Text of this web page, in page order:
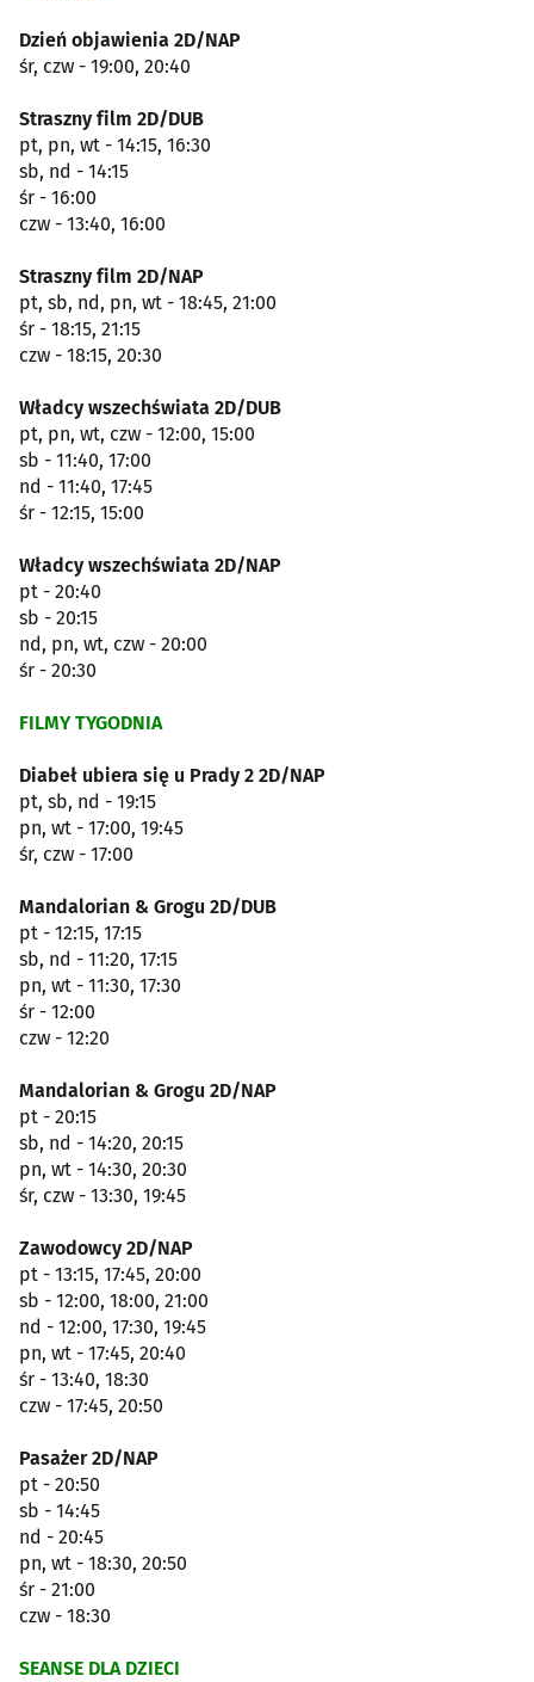
Dzień objawienia 2D/NAP
śr, czw - 19:00, 20:40
Straszny film 2D/DUB
pt, pn, wt - 14:15, 16:30
sb, nd - 14:15
śr - 16:00
czw - 13:40, 16:00
Straszny film 2D/NAP
pt, sb, nd, pn, wt - 18:45, 21:00
śr - 18:15, 21:15
czw - 18:15, 20:30
Władcy wszechświata 2D/DUB
pt, pn, wt, czw - 12:00, 15:00
sb - 11:40, 17:00
nd - 11:40, 17:45
śr - 12:15, 15:00
Władcy wszechświata 2D/NAP
pt - 20:40
sb - 20:15
nd, pn, wt, czw - 20:00
śr - 20:30
FILMY TYGODNIA
Diabeł ubiera się u Prady 2 2D/NAP
pt, sb, nd - 19:15
pn, wt - 17:00, 19:45
śr, czw - 17:00
Mandalorian & Grogu 2D/DUB
pt - 12:15, 17:15
sb, nd - 11:20, 17:15
pn, wt - 11:30, 17:30
śr - 12:00
czw - 12:20
Mandalorian & Grogu 2D/NAP
pt - 20:15
sb, nd - 14:20, 20:15
pn, wt - 14:30, 20:30
śr, czw - 13:30, 19:45
Zawodowcy 2D/NAP
pt - 13:15, 17:45, 20:00
sb - 12:00, 18:00, 21:00
nd - 12:00, 17:30, 19:45
pn, wt - 17:45, 20:40
śr - 13:40, 18:30
czw - 17:45, 20:50
Pasażer 2D/NAP
pt - 20:50
sb - 14:45
nd - 20:45
pn, wt - 18:30, 20:50
śr - 21:00
czw - 18:30
SEANSE DLA DZIECI